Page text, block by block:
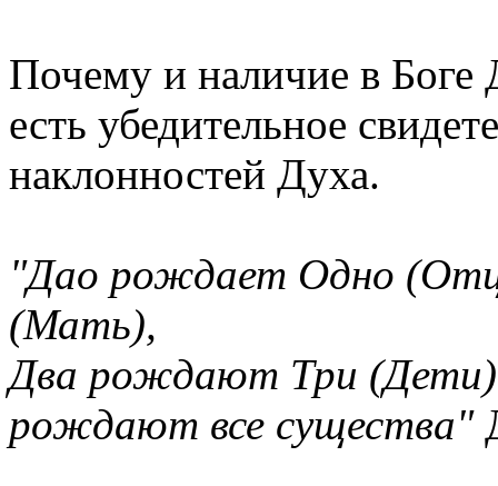
Почему и наличие в
есть убедительное
наклонностей Духа.
"Дао рождает Одно
(Мать),
Два рождают Три
рождают все существа"